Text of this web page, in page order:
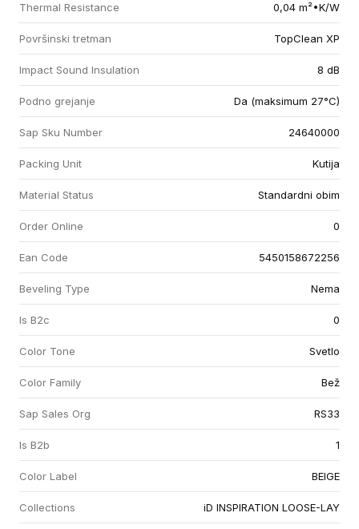
Thermal Resistance 0,04 m²•K/W
Površinski tretman TopClean XP
Impact Sound Insulation 8 dB
Podno grejanje Da (maksimum 27°C)
Sap Sku Number 24640000
Packing Unit Kutija
Material Status Standardni obim
Order Online 0
Ean Code 5450158672256
Beveling Type Nema
Is B2c 0
Color Tone Svetlo
Color Family Bež
Sap Sales Org RS33
Is B2b 1
Color Label BEIGE
Collections iD INSPIRATION LOOSE-LAY